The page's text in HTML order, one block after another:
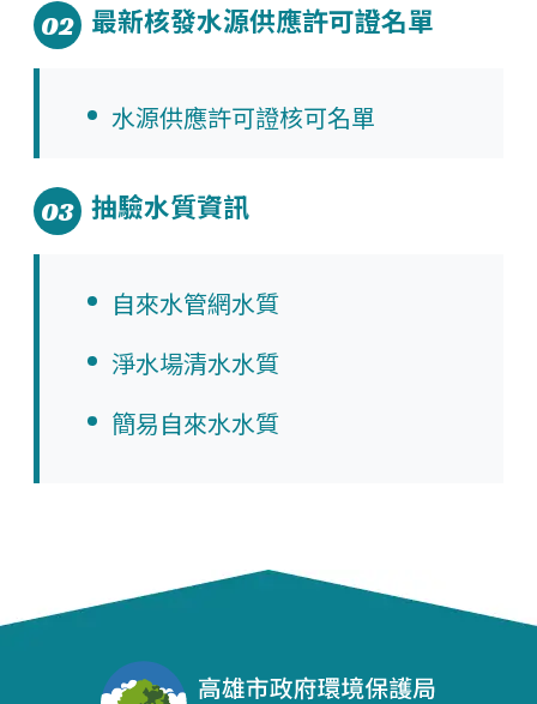
02 最新核發水源供應許可證名單
水源供應許可證核可名單
03 抽驗水質資訊
自來水管網水質
淨水場清水水質
簡易自來水水質